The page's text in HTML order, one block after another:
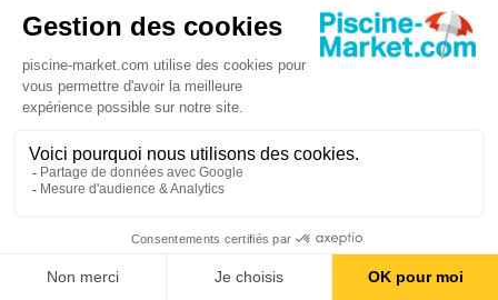
POOLEX SILVERLINE
120
Réf. PC-SLP120
1794,00 € 2136,00 €